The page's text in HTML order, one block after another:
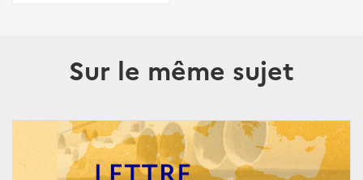
Sur le même sujet